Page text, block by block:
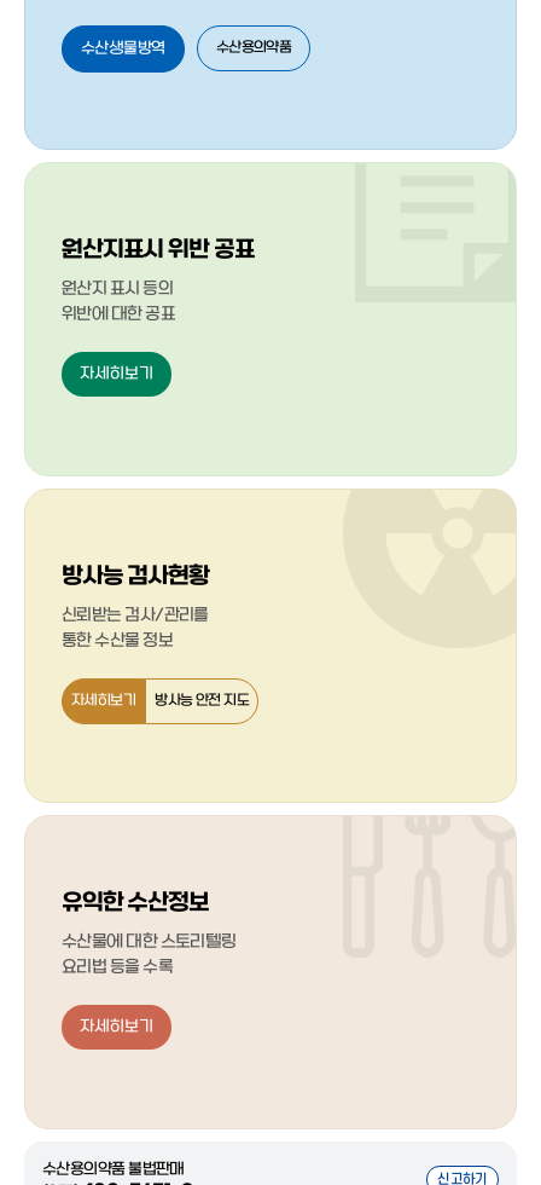
수산생물방역 수산용의약품
원산지표시 위반 공표
원산지 표시 등의
위반에 대한 공표
자세히보기
방사능 검사현황
신뢰받는 검사/관리를
통한 수산물 정보
자세히보기 방사능 안전 지도
유익한 수산정보
수산물에 대한 스토리텔링
요리법 등을 수록
자세히보기
수산용의약품 불법판매
신고하기